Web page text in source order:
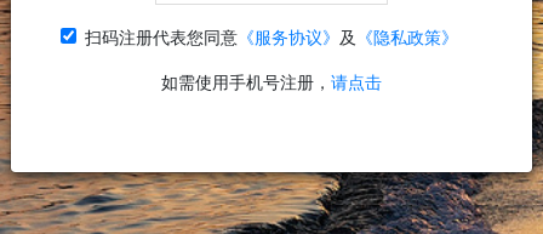
扫码注册代表您同意 《服务协议》 及 《隐私政策》
如需使用手机号注册， 请点击